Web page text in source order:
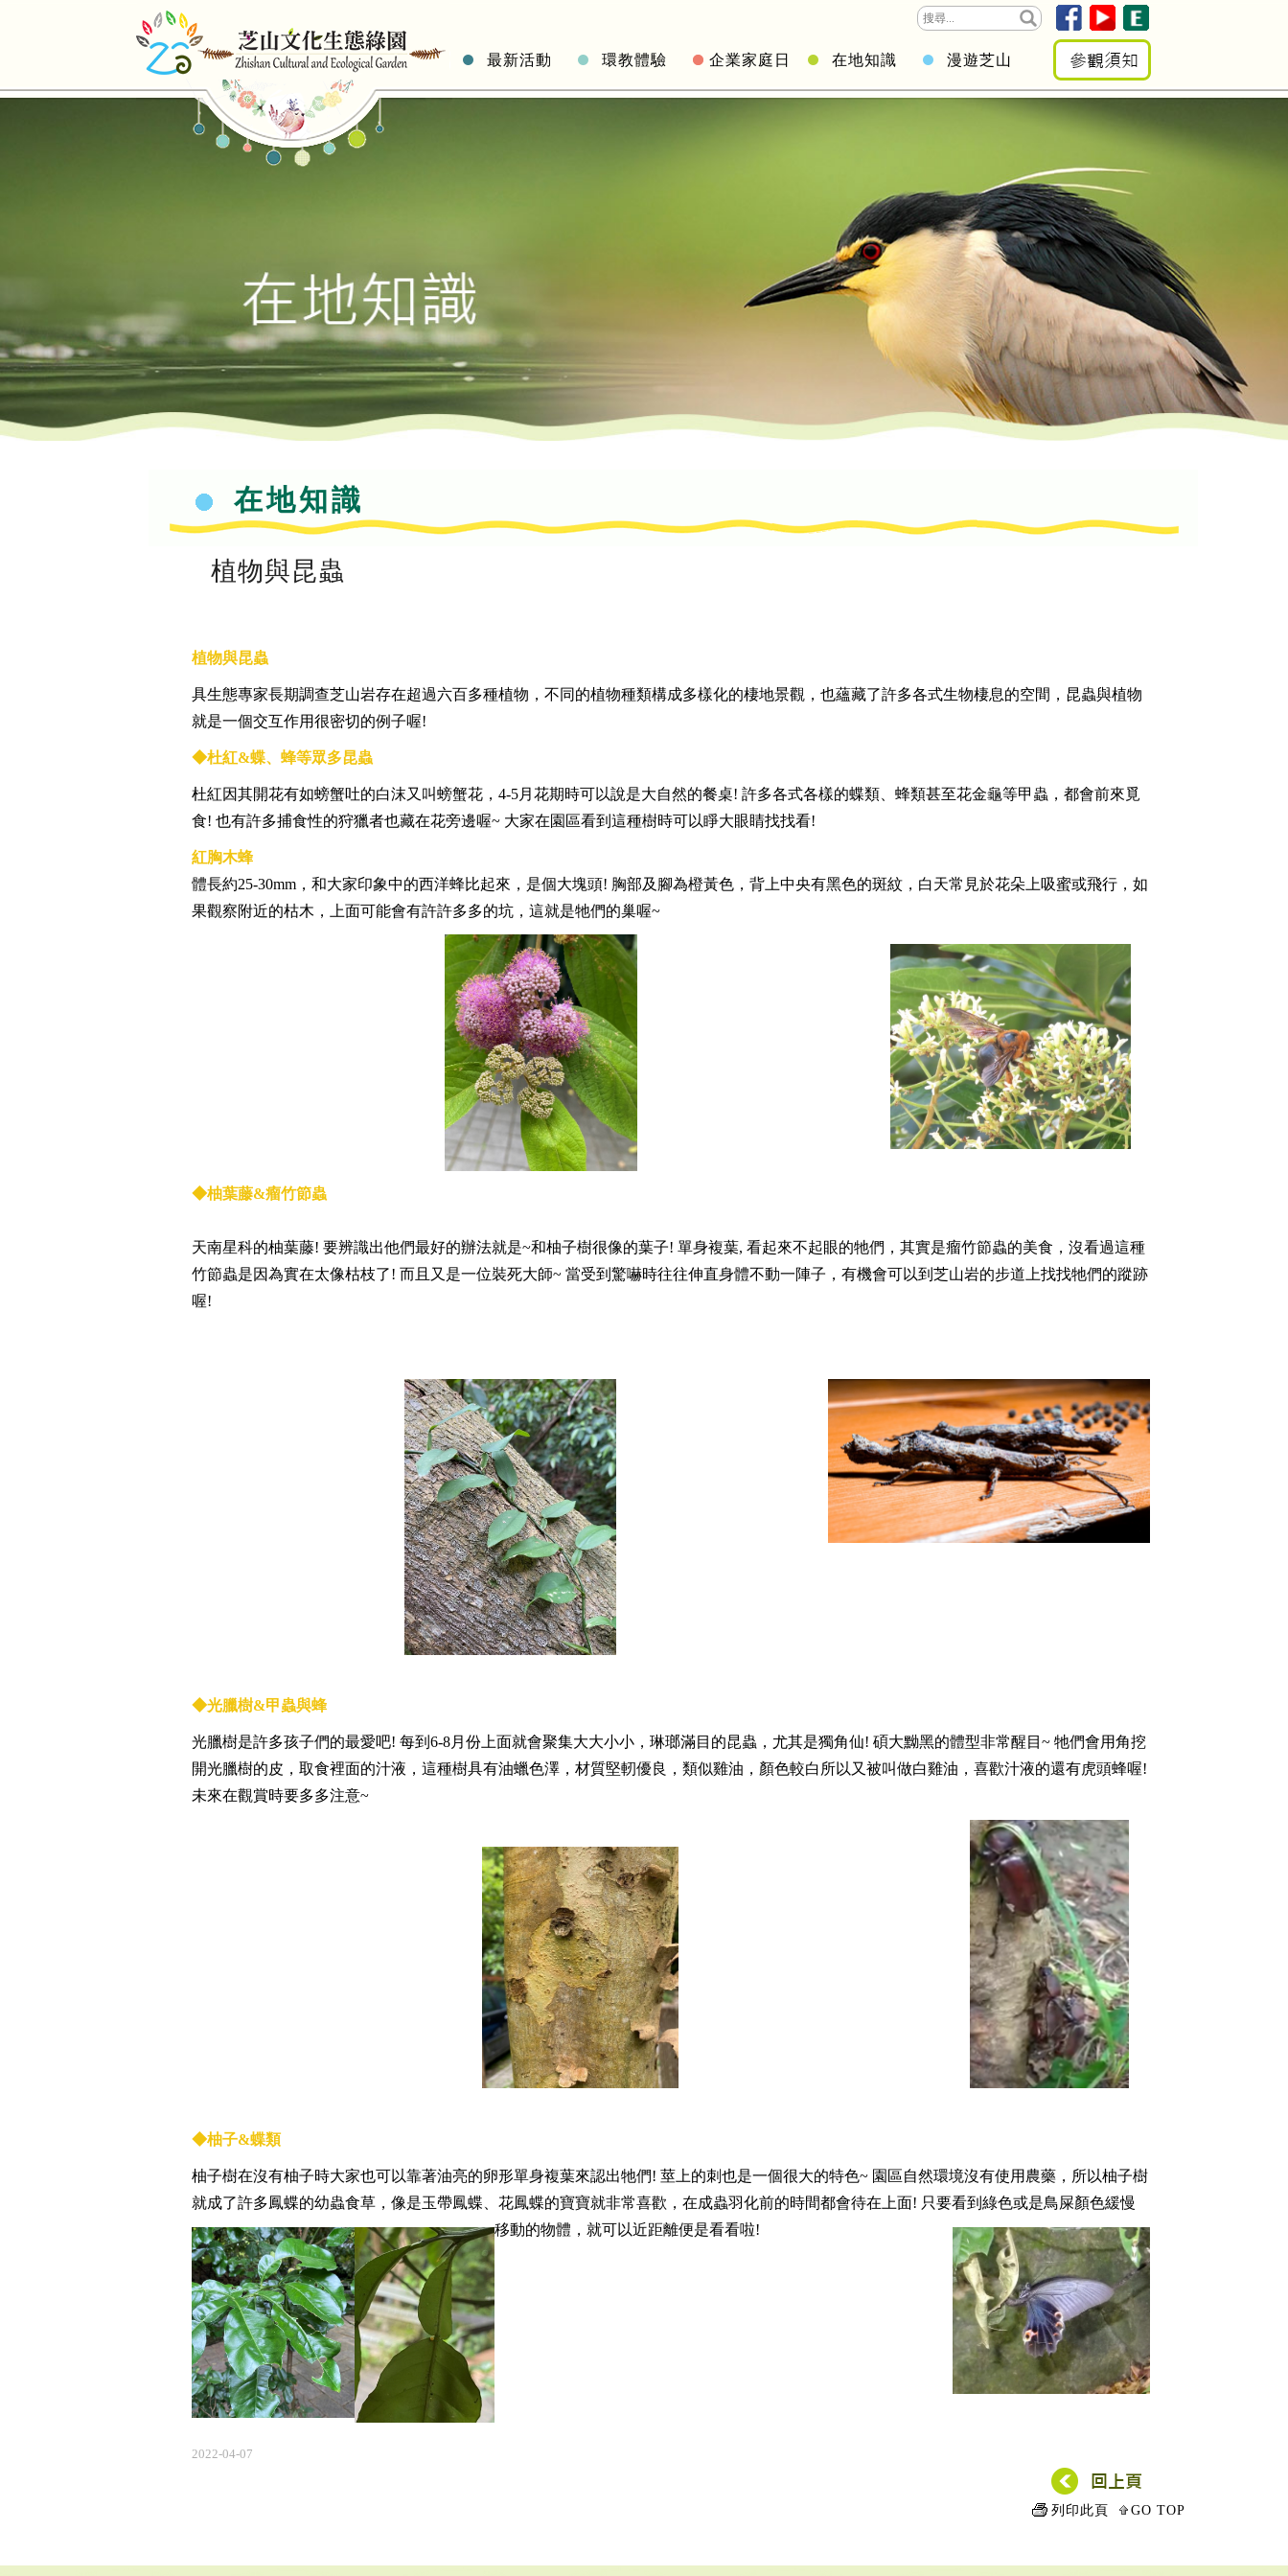
最新活動 環教體驗 企業家庭日 在地知識 漫遊芝山
在地知識
植物與昆蟲
植物與昆蟲
具生態專家長期調查芝山岩存在超過六百多種植物，不同的植物種類構成多樣化的棲地景觀，也蘊藏了許多各式生物棲息的空間，昆蟲與植物
就是一個交互作用很密切的例子喔!
◆杜紅&蝶、蜂等眾多昆蟲
杜紅因其開花有如螃蟹吐的白沫又叫螃蟹花，4-5月花期時可以說是大自然的餐桌! 許多各式各樣的蝶類、蜂類甚至花金龜等甲蟲，都會前來覓
食! 也有許多捕食性的狩獵者也藏在花旁邊喔~ 大家在園區看到這種樹時可以睜大眼睛找找看!
紅胸木蜂
體長約25-30mm，和大家印象中的西洋蜂比起來，是個大塊頭! 胸部及腳為橙黃色，背上中央有黑色的斑紋，白天常見於花朵上吸蜜或飛行，如
果觀察附近的枯木，上面可能會有許許多多的坑，這就是牠們的巢喔~
◆柚葉藤&瘤竹節蟲
天南星科的柚葉藤! 要辨識出他們最好的辦法就是~和柚子樹很像的葉子! 單身複葉, 看起來不起眼的牠們，其實是瘤竹節蟲的美食，沒看過這種
竹節蟲是因為實在太像枯枝了! 而且又是一位裝死大師~ 當受到驚嚇時往往伸直身體不動一陣子，有機會可以到芝山岩的步道上找找牠們的蹤跡
喔!
◆光臘樹&甲蟲與蜂
光臘樹是許多孩子們的最愛吧! 每到6-8月份上面就會聚集大大小小，琳瑯滿目的昆蟲，尤其是獨角仙! 碩大黝黑的體型非常醒目~ 牠們會用角挖
開光臘樹的皮，取食裡面的汁液，這種樹具有油蠟色澤，材質堅軔優良 ， 類似雞油 ， 顏色較白所以又被叫做白雞油，喜歡汁液的還有虎頭蜂喔!
未來在觀賞時要多多注意~
◆柚子&蝶類
柚子樹在沒有柚子時大家也可以靠著油亮的卵形單身複葉來認出牠們! 莖上的刺也是一個很大的特色~ 園區自然環境沒有使用農藥，所以柚子樹
就成了許多鳳蝶的幼蟲食草，像是玉帶鳳蝶、花鳳蝶的寶寶就非常喜歡，在成蟲羽化前的時間都會待在上面! 只要看到綠色或是鳥屎顏色緩慢
移動的物體，就可以近距離便是看看啦!
2022-04-07
列印此頁 GO TOP